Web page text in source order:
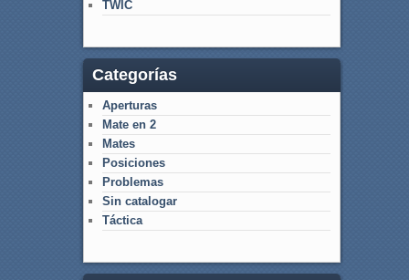
TWIC
Categorías
Aperturas
Mate en 2
Mates
Posiciones
Problemas
Sin catalogar
Táctica